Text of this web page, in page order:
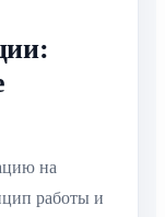
на
работы и